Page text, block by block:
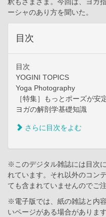
ーシャのあり方を聞いた。
目次
目次
YOGINI TOPICS
Yoga Photography
［特集］もっとポーズが
ヨガの解剖学基礎知識
さらに目次をよむ
※このデジタル雑誌には目次
れています。それ以外のコン
ても含まれていませんのでご
※電子版では、紙の雑誌と内
いページがある場合があります